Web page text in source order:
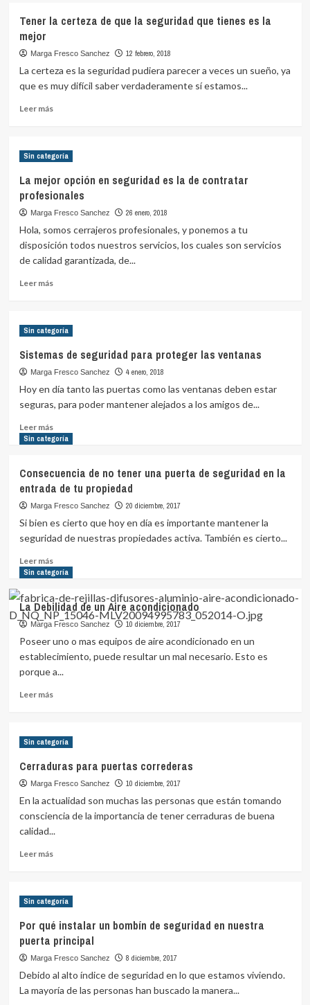
seguridad
las
persianas
troqueladas
Tener la certeza de que la seguridad que tienes es la
mejor
Marga Fresco Sanchez 12 febrero, 2018
La certeza es la seguridad pudiera parecer a veces un sueño, ya
que es muy difícil saber verdaderamente sí estamos...
Leer másLeer
la
de
que
la
tienes
es
Sin categoría
La mejor opción en seguridad es la de contratar
profesionales
Marga Fresco Sanchez 26 enero, 2018
Hola, somos cerrajeros profesionales, y ponemos a tu
disposición todos nuestros servicios, los cuales son servicios
de calidad garantizada, de...
Leer másLeer
mejor
en
seguridad
es
de
contratar
profesionales
Sin categoría
Sistemas de seguridad para proteger las ventanas
Marga Fresco Sanchez 4 enero, 2018
Hoy en día tanto las puertas como las ventanas deben estar
seguras, para poder mantener alejados a los amigos de...
Leer másLeer
más
de
seguridad
para
proteger
ventanas
Sin categoría
Consecuencia de no tener una puerta de seguridad en la
entrada de tu propiedad
Marga Fresco Sanchez 20 diciembre, 2017
Si bien es cierto que hoy en día es importante mantener la
seguridad de nuestras propiedades activa. También es cierto...
Leer másLeer
más
Consecuencia
de
no
tener
una
de
de
propiedad
Sin categoría
La Debilidad de un Aire acondicionado
Marga Fresco Sanchez 10 diciembre, 2017
Poseer uno o mas equipos de aire acondicionado en un
establecimiento, puede resultar un mal necesario. Esto es
porque a...
Leer másLeer
Debilidad
un
Aire
acondicionado
Sin categoría
Cerraduras para puertas correderas
Marga Fresco Sanchez 10 diciembre, 2017
En la actualidad son muchas las personas que están tomando
consciencia de la importancia de tener cerraduras de buena
calidad...
Leer másLeer
para
correderas
Sin categoría
Por qué instalar un bombín de seguridad en nuestra
puerta principal
Marga Fresco Sanchez 8 diciembre, 2017
Debido al alto índice de seguridad en lo que estamos viviendo.
La mayoría de las personas han buscado la manera...